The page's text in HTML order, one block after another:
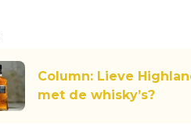
Column: Lieve
met de whisky’s?